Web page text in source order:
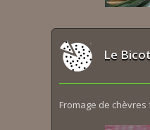
Le
Fromage de